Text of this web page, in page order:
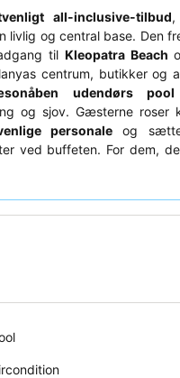
all-inclusive-tilbud,
livlig og central base. Den
til Kleopatra Beach
centrum, butikker og
udendørs
og sjov. Gæsterne roser
personale og
ved buffeten. For dem,